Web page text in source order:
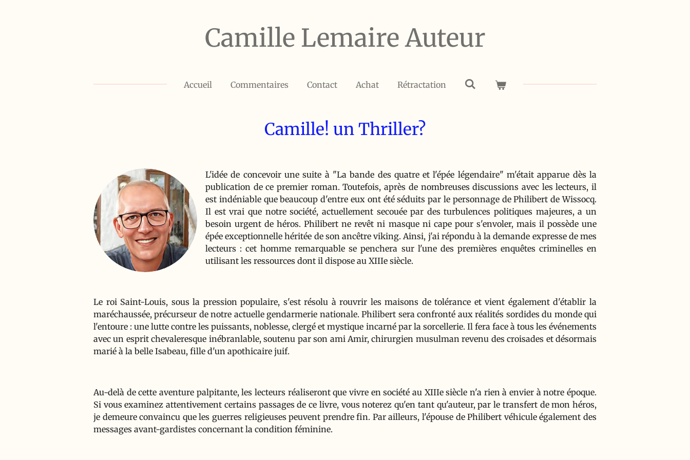
Camille Lemaire Auteur
Accueil Commentaires Contact Achat Rétractation
Camille! un Thriller?
L'idée de concevoir une suite à "La bande des quatre et l'épée légendaire" m'était apparue dès la
publication de ce premier roman. Toutefois, après de nombreuses discussions avec les lecteurs, il
est indéniable que beaucoup d'entre eux ont été séduits par le personnage de Philibert de Wissocq.
Il est vrai que notre société, actuellement secouée par des turbulences politiques majeures, a un
besoin urgent de héros. Philibert ne revêt ni masque ni cape pour s'envoler, mais il possède une
épée exceptionnelle héritée de son ancêtre viking. Ainsi, j'ai répondu à la demande expresse de mes
lecteurs : cet homme remarquable se penchera sur l'une des premières enquêtes criminelles en
utilisant les ressources dont il dispose au XIIIe siècle.
Le roi Saint-Louis, sous la pression populaire, s'est résolu à rouvrir les maisons de tolérance et vient également d'établir la
maréchaussée, précurseur de notre actuelle gendarmerie nationale. Philibert sera confronté aux réalités sordides du monde qui
l'entoure : une lutte contre les puissants, noblesse, clergé et mystique incarné par la sorcellerie. Il fera face à tous les événements
avec un esprit chevaleresque inébranlable, soutenu par son ami Amir, chirurgien musulman revenu des croisades et désormais
marié à la belle Isabeau, fille d'un apothicaire juif.
Au-delà de cette aventure palpitante, les lecteurs réaliseront que vivre en société au XIIIe siècle n'a rien à envier à notre époque.
Si vous examinez attentivement certains passages de ce livre, vous noterez qu'en tant qu'auteur, par le transfert de mon héros,
je demeure convaincu que les guerres religieuses peuvent prendre fin. Par ailleurs, l'épouse de Philibert véhicule également des
messages avant-gardistes concernant la condition féminine.